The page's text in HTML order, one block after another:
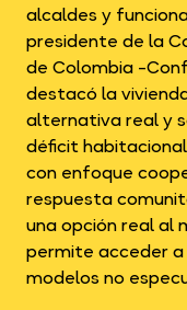
alcaldes y
presidente de la
de Colombia -
destacó la
alternativa real y
déficit
con enfoque
respuesta
una opción real al
permite acceder
modelos no